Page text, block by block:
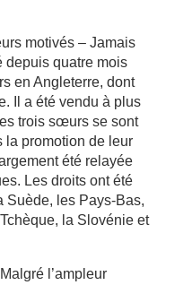
motivés – Jamais
quatre mois
en Angleterre, dont
Il a été vendu à plus
trois sœurs se sont
la promotion de leur
été relayée
Les droits ont été
Suède, les Pays-Bas,
la Slovénie et
l’ampleur